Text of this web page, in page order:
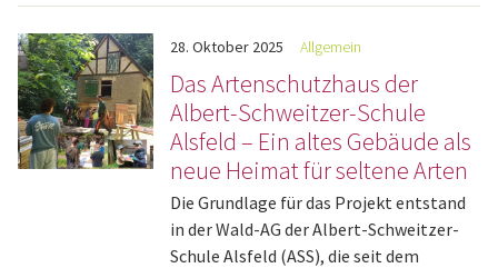
28. Oktober 2025 Allgemein
Das Artenschutzhaus der
Albert-Schweitzer-Schule
Alsfeld – Ein altes Gebäude als
neue Heimat für seltene Arten
Die Grundlage für das Projekt entstand
in der Wald-AG der Albert-Schweitzer-
Schule Alsfeld (ASS), die seit dem